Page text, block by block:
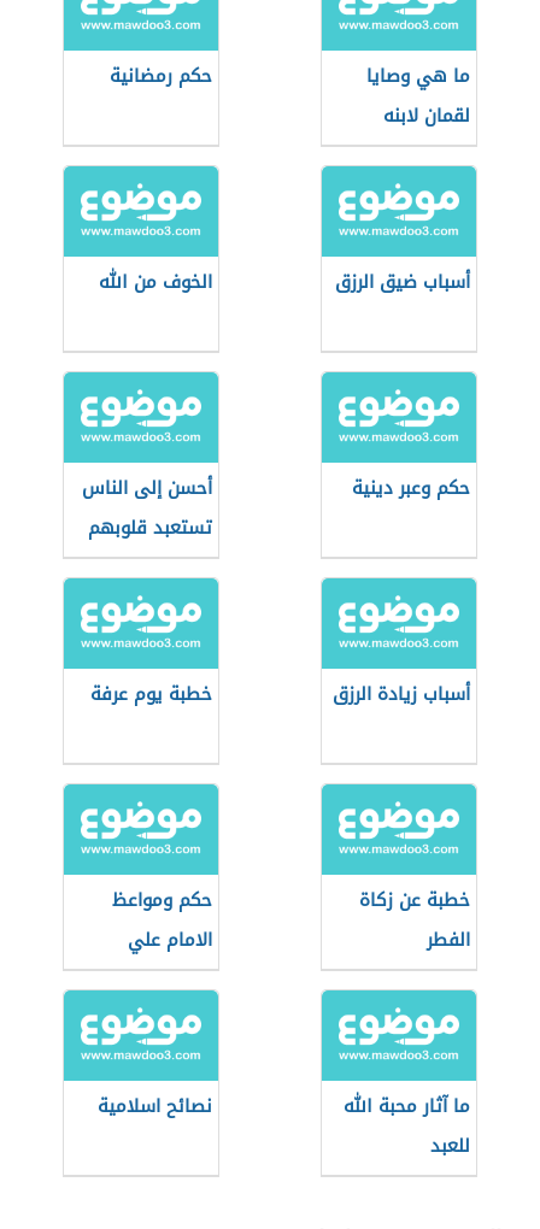
ما هي وصايا
لقمان لابنه
حكم رمضانية
أسباب ضيق الرزق الخوف من الله
حكم وعبر دينية
أحسن إلى الناس
تستعبد قلوبهم
فطالما استعبد
الإنسان إحسان
أسباب زيادة الرزق خطبة يوم عرفة
خطبة عن زكاة
الفطر
حكم ومواعظ
الامام علي
ما آثار محبة الله
للعبد
نصائح اسلامية